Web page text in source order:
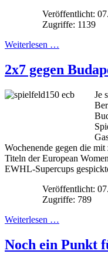
Veröffentlicht:
Zugriffe: 1139
Weiterlesen …
2x7 gegen
Je
Wochenende gegen die
Titeln der European
EWHL-Supercups
Veröffentlicht:
Zugriffe: 789
Weiterlesen …
Noch ein Punkt